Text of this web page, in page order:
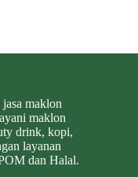
jasa maklon
maklon
drink, kopi,
layanan
dan Halal.